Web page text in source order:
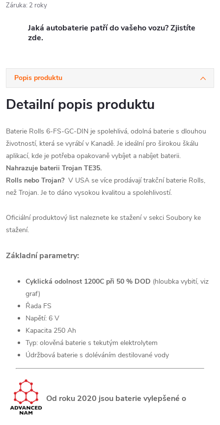
Záruka: 2 roky
Jaká autobaterie patří do vašeho vozu? Zjistíte
zde.
Popis produktu
Detailní popis produktu
Baterie Rolls 6-FS-GC-DIN je spolehlivá, odolná baterie s dlouhou
životností, která se vyrábí v Kanadě. Je ideální pro širokou škálu
aplikací, kde je potřeba opakovaně vybíjet a nabíjet baterii.
Nahrazuje baterii Trojan TE35.
Rolls nebo Trojan? V USA se více prodávají trakční baterie Rolls,
než Trojan. Je to dáno vysokou kvalitou a spolehlivostí.
Oficiální produktový list naleznete ke stažení v sekci Soubory ke
stažení.
Základní parametry:
Cyklická odolnost 1200C při 50 % DOD (hloubka vybití, viz
graf)
Řada FS
Napětí: 6 V
Kapacita 250 Ah
Typ: olověná baterie s tekutým elektrolytem
Údržbová baterie s doléváním destilované vody
Od roku 2020 jsou baterie vylepšené o